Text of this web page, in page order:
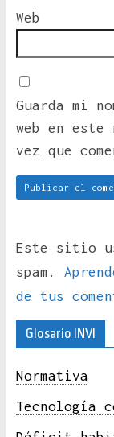
Web
Guarda mi
web en este
vez que
Este sitio
spam.
de tus
Glosario INVI
Normativa
Tecnología